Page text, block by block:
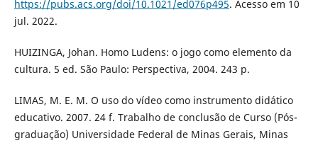
https://pubs.acs.org/doi/10.1021/ed076p495. Acesso em 10
jul. 2022.
HUIZINGA, Johan. Homo Ludens: o jogo como elemento da
cultura. 5 ed. São Paulo: Perspectiva, 2004. 243 p.
LIMAS, M. E. M. O uso do vídeo como instrumento didático
educativo. 2007. 24 f. Trabalho de conclusão de Curso (Pós-
graduação) Universidade Federal de Minas Gerais, Minas